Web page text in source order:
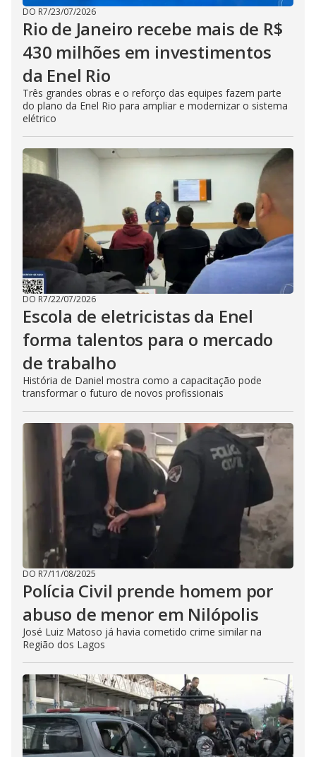
DO R7/23/07/2026
Rio de Janeiro recebe mais de R$
430 milhões em investimentos
da Enel Rio
Três grandes obras e o reforço das equipes fazem parte
do plano da Enel Rio para ampliar e modernizar o sistema
elétrico
DO R7/22/07/2026
Escola de eletricistas da Enel
forma talentos para o mercado
de trabalho
História de Daniel mostra como a capacitação pode
transformar o futuro de novos profissionais
DO R7/11/08/2025
Polícia Civil prende homem por
abuso de menor em Nilópolis
José Luiz Matoso já havia cometido crime similar na
Região dos Lagos